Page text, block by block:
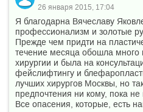
10033
Гидротубация при
(сальпингограф)
10035
Искусственное
10036 Составление
10041 Малые кандиломы (одно
10042 Удаление больших
26 января 2015, 17:04
Я благодарна Вячеславу
профессионализм и золотые
Прежде чем придти на
течение месяца обошла много
хирургии и была на
фейслифтингу и
лучших хирургов Москвы, но
предпочтения ни кому, пока не
Все опасения, которые, есть